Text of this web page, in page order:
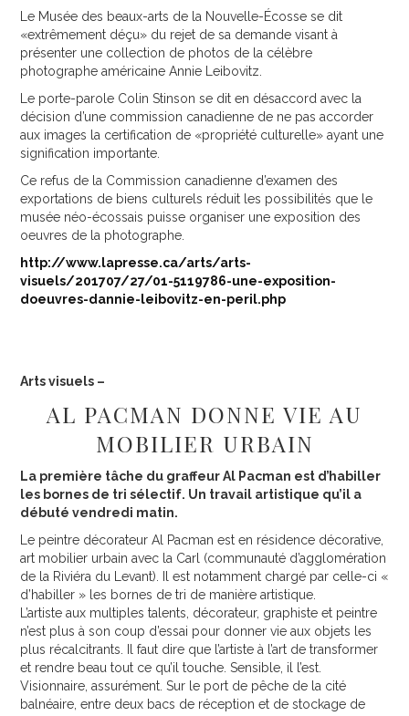
Le Musée des beaux-arts de la Nouvelle-Écosse se dit
«extrêmement déçu» du rejet de sa demande visant à
présenter une collection de photos de la célèbre
photographe américaine Annie Leibovitz.
Le porte-parole Colin Stinson se dit en désaccord avec la
décision d’une commission canadienne de ne pas accorder
aux images la certification de «propriété culturelle» ayant une
signification importante.
Ce refus de la Commission canadienne d’examen des
exportations de biens culturels réduit les possibilités que le
musée néo-écossais puisse organiser une exposition des
oeuvres de la photographe.
http://www.lapresse.ca/arts/arts-
visuels/201707/27/01-5119786-une-exposition-
doeuvres-dannie-leibovitz-en-peril.php
Arts visuels –
AL PACMAN DONNE VIE AU
MOBILIER URBAIN
La première tâche du graffeur Al Pacman est d’habiller
les bornes de tri sélectif. Un travail artistique qu’il a
débuté vendredi matin.
Le peintre décorateur Al Pacman est en résidence décorative,
art mobilier urbain avec la Carl (communauté d’agglomération
de la Riviéra du Levant). Il est notamment chargé par celle-ci «
d’habiller » les bornes de tri de manière artistique.
L’artiste aux multiples talents, décorateur, graphiste et peintre
n’est plus à son coup d’essai pour donner vie aux objets les
plus récalcitrants. Il faut dire que l’artiste à l’art de transformer
et rendre beau tout ce qu’il touche. Sensible, il l’est.
Visionnaire, assurément. Sur le port de pêche de la cité
balnéaire, entre deux bacs de réception et de stockage de